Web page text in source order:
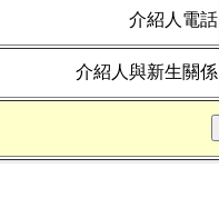
介紹人電話
介紹人與新生關係